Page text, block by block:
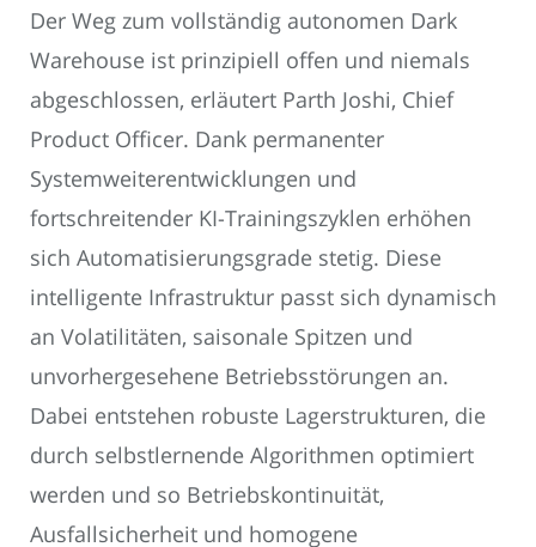
Der Weg zum vollständig autonomen Dark
Warehouse ist prinzipiell offen und niemals
abgeschlossen, erläutert Parth Joshi, Chief
Product Officer. Dank permanenter
Systemweiterentwicklungen und
fortschreitender KI-Trainingszyklen erhöhen
sich Automatisierungsgrade stetig. Diese
intelligente Infrastruktur passt sich dynamisch
an Volatilitäten, saisonale Spitzen und
unvorhergesehene Betriebsstörungen an.
Dabei entstehen robuste Lagerstrukturen, die
durch selbstlernende Algorithmen optimiert
werden und so Betriebskontinuität,
Ausfallsicherheit und homogene